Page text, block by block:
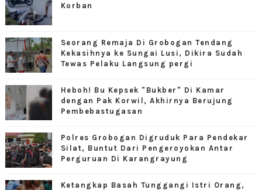
Korban
Seorang Remaja Di Grobogan Tendang
Kekasihnya ke Sungai Lusi, Dikira Sudah
Tewas Pelaku Langsung pergi
Heboh! Bu Kepsek "Bukber" Di Kamar
dengan Pak Korwil, Akhirnya Berujung
Pembebastugasan
Polres Grobogan Digruduk Para Pendekar
Silat, Buntut Dari Pengeroyokan Antar
Perguruan Di Karangrayung
Ketangkap Basah Tunggangi Istri Orang,